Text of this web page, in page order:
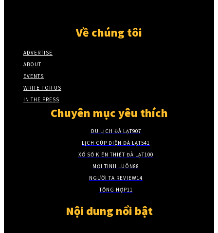
Về chúng tôi
ADVERTISE
ABOUT
EVENTS
WRITE FOR US
IN THE PRESS
Chuyên mục yêu thích
DU LỊCH ĐÀ LẠT907
LỊCH CÚP ĐIỆN ĐÀ LẠT541
XỔ SỐ KIẾN THIẾT ĐÀ LẠT100
MỚI TINH LUÔN88
NGƯỜI TA REVIEW14
TỔNG HỢP11
Nội dung nổi bật